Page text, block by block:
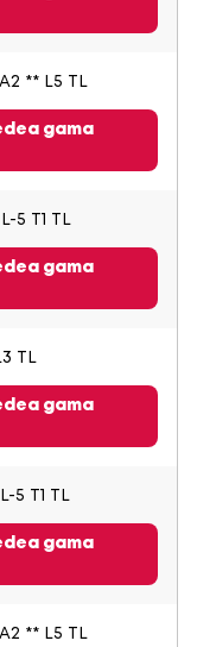
** L5 TL
gama
5 T1 TL
gama
TL
gama
5 T1 TL
gama
** L5 TL